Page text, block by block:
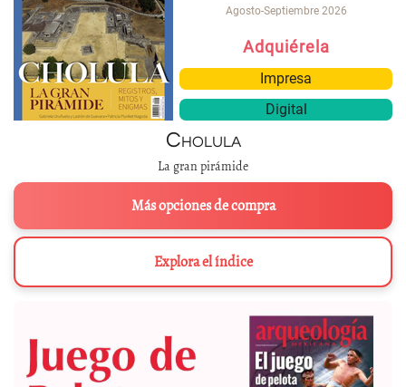
Agosto-Septiembre 2026
Adquiérela
Impresa
Digital
Cholula
La gran pirámide
Más opciones de compra
Explora el índice